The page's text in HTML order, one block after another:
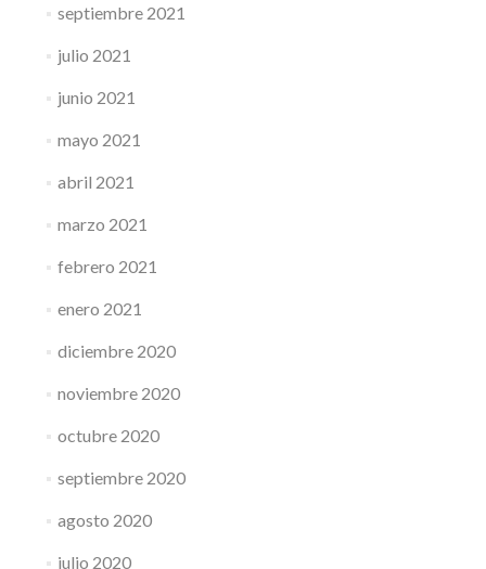
septiembre 2021
julio 2021
junio 2021
mayo 2021
abril 2021
marzo 2021
febrero 2021
enero 2021
diciembre 2020
noviembre 2020
octubre 2020
septiembre 2020
agosto 2020
julio 2020